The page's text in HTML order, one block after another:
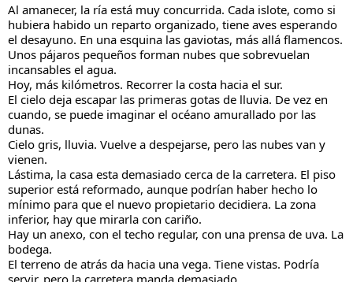
Al amanecer, la ría está muy concurrida. Cada islote, como si
hubiera habido un reparto organizado, tiene aves esperando
el desayuno. En una esquina las gaviotas, más allá flamencos.
Unos pájaros pequeños forman nubes que sobrevuelan
incansables el agua.
Hoy, más kilómetros. Recorrer la costa hacia el sur.
El cielo deja escapar las primeras gotas de lluvia. De vez en
cuando, se puede imaginar el océano amurallado por las
dunas.
Cielo gris, lluvia. Vuelve a despejarse, pero las nubes van y
vienen.
Lástima, la casa esta demasiado cerca de la carretera. El piso
superior está reformado, aunque podrían haber hecho lo
mínimo para que el nuevo propietario decidiera. La zona
inferior, hay que mirarla con cariño.
Hay un anexo, con el techo regular, con una prensa de uva. La
bodega.
El terreno de atrás da hacia una vega. Tiene vistas. Podría
servir, pero la carretera manda demasiado.